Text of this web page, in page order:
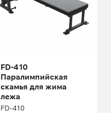
FD-410
Паралимпийская
скамья для жима
лежа
FD-410